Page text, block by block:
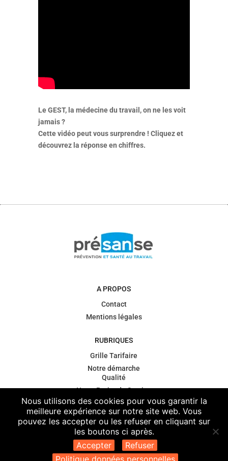
Le GEST, la médecine du travail, on ne les voit
jamais ?
Cette vidéo peut vous surprendre ! Cliquez et
découvrez la réponse en chiffres.
A PROPOS
Contact
Mentions légales
RUBRIQUES
Grille Tarifaire
Notre démarche
Qualité
Notre Projet de Service
Gouvernance
Contexte
règlementaire
Vos données
personnelles de santé
Nous utilisons des cookies pour vous garantir la
meilleure expérience sur notre site web. Vous
pouvez les accepter ou les refuser en cliquant sur
les boutons ci après.
Accepter
Refuser
Politique données personnelles